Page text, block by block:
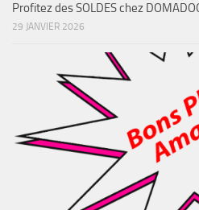
Profitez des SOLDES chez
29 JANVIER 2026